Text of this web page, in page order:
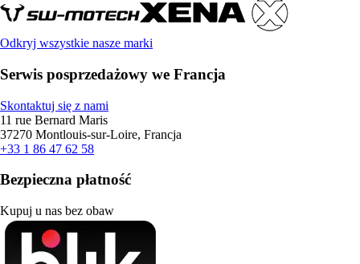
Odkryj wszystkie nasze marki
Serwis posprzedażowy we Francja
Skontaktuj się z nami
11 rue Bernard Maris
37270 Montlouis-sur-Loire, Francja
+33 1 86 47 62 58
Bezpieczna płatność
Kupuj u nas bez obaw